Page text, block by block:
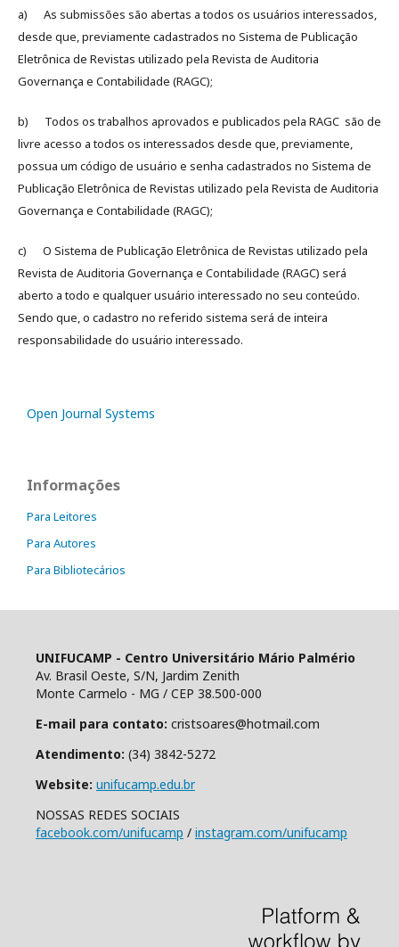
a) As submissões são abertas a todos os usuários interessados,
desde que, previamente cadastrados no Sistema de Publicação
Eletrônica de Revistas utilizado pela Revista de Auditoria
Governança e Contabilidade (RAGC);
b) Todos os trabalhos aprovados e publicados pela RAGC são de
livre acesso a todos os interessados desde que, previamente,
possua um código de usuário e senha cadastrados no Sistema de
Publicação Eletrônica de Revistas utilizado pela Revista de Auditoria
Governança e Contabilidade (RAGC);
c) O Sistema de Publicação Eletrônica de Revistas utilizado pela
Revista de Auditoria Governança e Contabilidade (RAGC) será
aberto a todo e qualquer usuário interessado no seu conteúdo.
Sendo que, o cadastro no referido sistema será de inteira
responsabilidade do usuário interessado.
Open Journal Systems
Informações
Para Leitores
Para Autores
Para Bibliotecários
UNIFUCAMP - Centro Universitário Mário Palmério
Av. Brasil Oeste, S/N, Jardim Zenith
Monte Carmelo - MG / CEP 38.500-000
E-mail para contato: cristsoares@hotmail.com
Atendimento: (34) 3842-5272
Website: unifucamp.edu.br
NOSSAS REDES SOCIAIS
facebook.com/unifucamp / instagram.com/unifucamp